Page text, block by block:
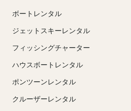
ボートレンタル
ジェットスキーレンタル
フィッシングチャーター
ハウスボートレンタル
ポンツーンレンタル
クルーザーレンタル